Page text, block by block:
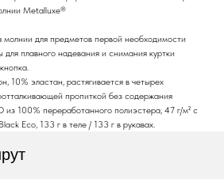
Metalluxe®
для предметов первой необходимости
для плавного надевания и снимания куртки
10% эластан, растягивается в четырех
пропиткой без содержания
100% переработанного полиэстера, 47 г/м² с
Eco, 133 г в теле / ​​133 г в рукавах.
сертификаты